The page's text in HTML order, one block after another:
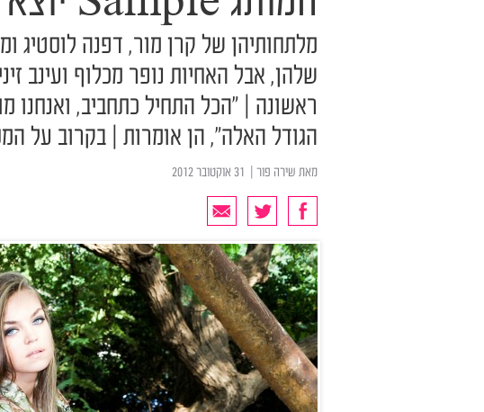
מלתחותיהן של קרן מור, דפנה לוסטיג
שלהן, אבל האחיות נופר מכלוף ועינב
ראשונה | "הכל התחיל כתחביב, ואנחנו
הגודל האלה", הן אומרות | בקרוב על
מאת שירה פור